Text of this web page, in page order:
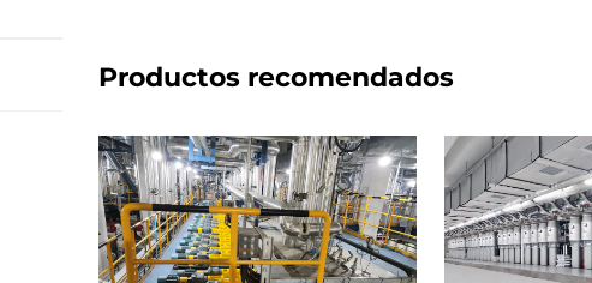
Productos recomendados